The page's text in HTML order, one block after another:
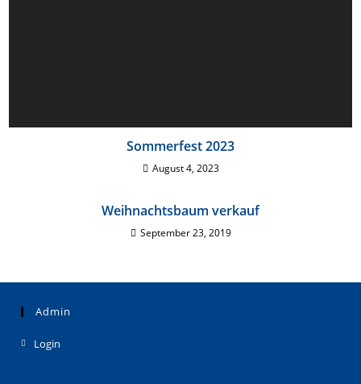
Sommerfest 2023
August 4, 2023
Weihnachtsbaum verkauf
September 23, 2019
Admin
Login